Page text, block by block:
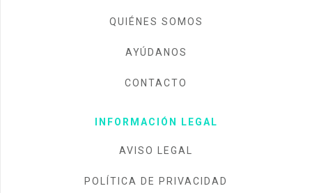
QUIÉNES SOMOS
AYÚDANOS
CONTACTO
INFORMACIÓN LEGAL
AVISO LEGAL
POLÍTICA DE PRIVACIDAD